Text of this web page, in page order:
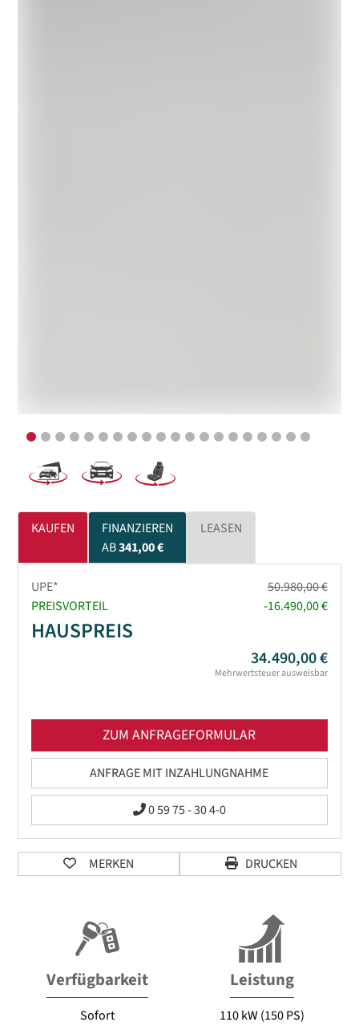
KAUFEN
FINANZIEREN
AB341,00 €
LEASEN
UPE*
50.980,00 €
PREISVORTEIL
-16.490,00 €
HAUSPREIS
34.490,00 €
Mehrwertsteuer ausweisbar
ZUM ANFRAGEFORMULAR
ANFRAGE MIT INZAHLUNGNAHME
0 59 75 - 30 4-0
MERKEN DRUCKEN
Verfügbarkeit
Sofort
Leistung
110 kW (150 PS)